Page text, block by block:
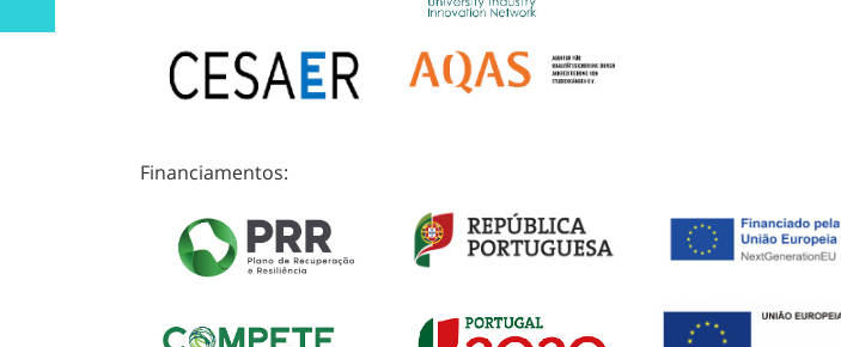
Financiamentos: